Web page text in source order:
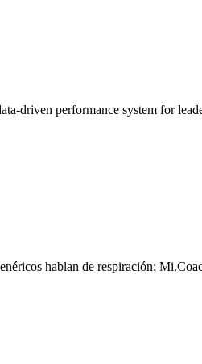
driven performance system for
hablan de respiración;